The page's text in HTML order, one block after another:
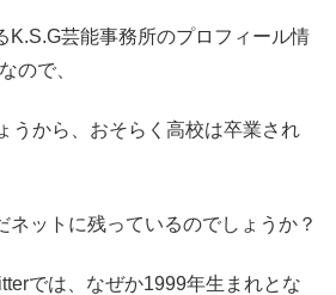
K.S.G芸能事務所のプロフィール情
ので、
うから、おそらく高校は卒業され
ネットに残っているのでしょうか？
では、なぜか1999年生まれとな